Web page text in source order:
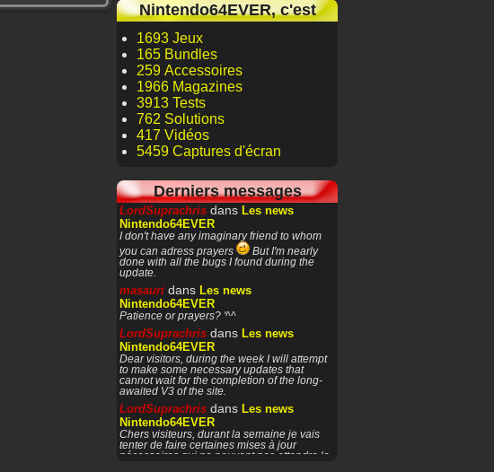
Nintendo64EVER, c'est
1693 Jeux
165 Bundles
259 Accessoires
1966 Magazines
3913 Tests
762 Solutions
417 Vidéos
5459 Captures d'écran
Derniers messages
LordSuprachris dans Les news
Nintendo64EVER
I don't have any imaginary friend to whom
you can adress prayers
But I'm nearly
done with all the bugs I found during the
update.
masauri dans Les news
Nintendo64EVER
Patience or prayers? '^^
LordSuprachris dans Les news
Nintendo64EVER
Dear visitors, during the week I will attempt
to make some necessary updates that
cannot wait for the completion of the long-
awaited V3 of the site.
LordSuprachris dans Les news
Nintendo64EVER
Chers visiteurs, durant la semaine je vais
tenter de faire certaines mises à jour
nécessaires qui ne peuvent pas attendre la